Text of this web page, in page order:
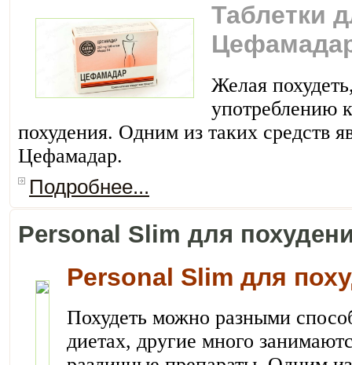
Таблетки
Желая
употреблению
похудения. Одним из таких средств
Цефамадар.
Подробнее...
Personal Slim для
Personal Slim для
Похудеть можно разными
диетах, другие много